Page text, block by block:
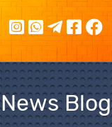
News Blog